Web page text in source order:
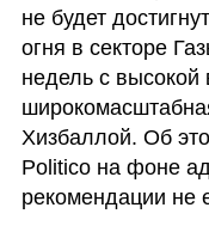
не будет
огня в секторе
недель с высокой
Хизбаллой. Об
Politico на фоне
рекомендации не